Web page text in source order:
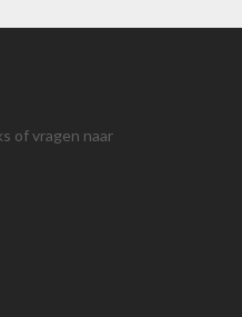
of vragen naar